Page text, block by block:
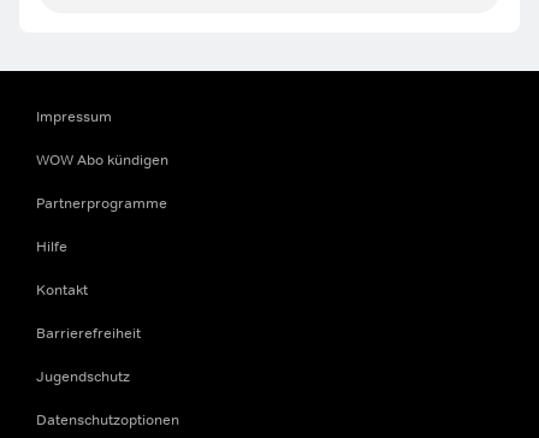
Impressum
WOW Abo kündigen
Partnerprogramme
Hilfe
Kontakt
Barrierefreiheit
Jugendschutz
Datenschutzoptionen